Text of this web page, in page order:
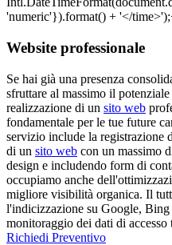
Website professionale
Se hai già una presenza
sfruttare al massimo il
realizzazione di un sito web
fondamentale per le tue future
servizio include la registrazione
di un sito web con un massimo
design e includendo form di
occupiamo anche
migliore visibilità organica. Il
l'indicizzazione su Google, Bing
monitoraggio dei dati di
Richiedi Preventivo